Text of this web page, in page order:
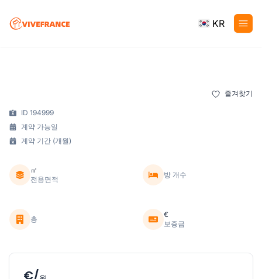
KR
즐겨찾기
ID 194999
계약 가능일
계약 기간 (개월)
㎡
전용면적
방 개수
층
€
보증금
€/